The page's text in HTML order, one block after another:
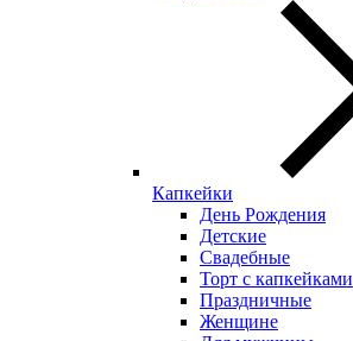
Капкейки
День Рождения
Детские
Свадебные
Торт с капкейками
Праздничные
Женщине